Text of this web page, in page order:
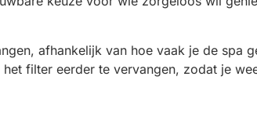
afhankelijk van hoe vaak je de spa
filter eerder te vervangen, zodat je